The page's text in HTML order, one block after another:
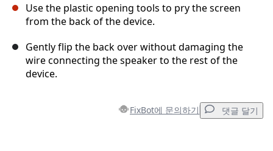
Use the plastic opening tools to pry the screen
from the back of the device.
Gently flip the back over without damaging the
wire connecting the speaker to the rest of the
device.
FixBot에 문의하기 댓글 달기